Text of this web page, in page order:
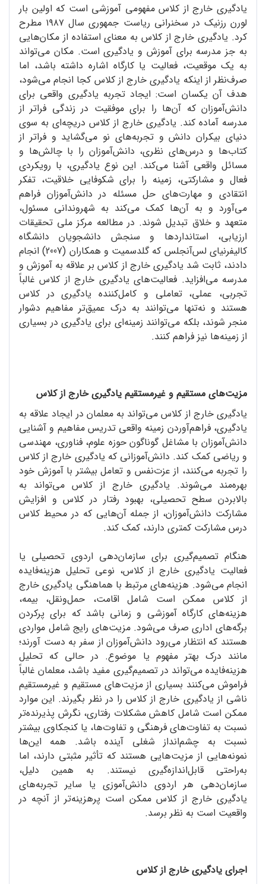
یادگیری خارج از کلاس مفهومی آموزشی است که اولین بار
لورن رزنیک در سخنرانی ریاست جمهوری سال ۱۹۸۷ مطرح
کرد. یادگیری خارج از کلاس به معنای استفاده از مکان‌هایی
به جز مدرسه برای آموزش و یادگیری است. مکان می‌تواند
به یک موقعیت، فعالیت یا کارگاه اشاره داشته باشد، اما
صرف‌نظر از اینکه یادگیری خارج از کلاس کجا انجام می‌شود،
هدف آن یکسان است: ایجاد تجربه یادگیری واقعی برای
دانش‌آموزان که آن‌ها را برای موفقیت در زندگی فراتر از
مدرسه آماده کند. یادگیری خارج از کلاس دریچه‌ای به سوی
دنیای بیکران دانش و تجربه‌های نو می‌گشاید و فراتر از
کتاب‌ها و درس‌های نظری، دانش‌آموزان را با چالش‌ها و
مسائل واقعی آشنا می‌کند. این نوع یادگیری، با رویکردی
فعال و مشارکتی، زمینه را برای شکوفایی خلاقیت، تفکر
انتقادی و مهارت‌های حل مسئله در دانش‌آموزان فراهم
می‌آورد و به آن‌ها کمک می‌کند به شهروندانی مسئول،
متعهد و خلاق تبدیل شوند. در مطالعه مرکز ملی تحقیقات
ارزیابی، استانداردها و سنجش دانشجویان دانشگاه
کالیفرنیای لس‌آنجلس که گلدسمیت و همکاران (2007) انجام
دادند، ثابت شد یادگیری خارج از کلاس بر علاقه به آموزش و
مدرسه می‌افزاید. فعالیت‌های یادگیری خارج از کلاس غالباً
تجربی، عملی، تعاملی و کامل‌‌کننده یادگیری در کلاس
هستند و نه‌تنها می‌توانند به درک عمیق‌تر مفاهیم دشوار
منجر شوند، بلکه می‌توانند زمینه‌ای برای یادگیری در بسیاری
از زمینه‌ها نیز فراهم کنند.
مزیت‌های مستقیم و غیرمستقیم یادگیری خارج از کلاس
یادگیری خارج از کلاس می‌تواند به معلمان در ایجاد علاقه به
یادگیری، فراهم‌آوردن زمینه واقعی تدریس مفاهیم و آشنایی
دانش‌آموزان با مشاغل گوناگون حوزه علوم، فناوری، مهندسی
و ریاضی کمک کند. دانش‌آموزانی که یادگیری خارج از کلاس
را تجربه می‌کنند، از عزت‌نفس و تعامل بیشتر با آموزش خود
بهره‌مند می‌شوند. یادگیری خارج از کلاس می‌تواند به
بالابردن سطح تحصیلی، بهبود رفتار در کلاس و افزایش
مشارکت دانش‌آموزان، از جمله آن‌هایی که در محیط کلاس
درس مشارکت کمتری دارند، کمک کند.
هنگام تصمیم‌گیری برای سازمان‌دهی اردوی تحصیلی یا
فعالیت یادگیری خارج از کلاس، نوعی تحلیل هزینه‌فایده
انجام می‌شود. هزینه‌های مرتبط با هماهنگی یادگیری خارج
از کلاس ممکن است شامل اقامت، حمل‌ونقل، بیمه،
هزینه‌های کارگاه آموزشی و زمانی باشد که برای پرکردن
برگه‌های اداری صرف می‌شود. مزیت‌های رایج شامل مواردی
هستند که انتظار می‌رود دانش‌آموزان از سفر به دست آورند؛
مانند درک بهتر مفهوم یا موضوع. در حالی که تحلیل
هزینه‌فایده می‌تواند در تصمیم‌گیری مفید باشد، معلمان غالباً
فراموش می‌کنند بسیاری از مزیت‌های مستقیم و غیرمستقیم
ناشی از یادگیری خارج از کلاس را در نظر بگیرند. این موارد
ممکن است شامل کاهش مشکلات رفتاری، نگرش پذیرنده‌تر
نسبت به تفاوت‌های فرهنگی و تفاوت‌ها، یا کنجکاوی بیشتر
نسبت به چشم‌انداز شغلی آینده باشد. همه این‌ها
نمونه‌هایی از مزیت‌هایی هستند که تأثیر مثبتی دارند، اما
به‌راحتی قابل‌اندازه‌گیری نیستند. به همین دلیل،
سازمان‌دهی هر اردوی دانش‌آموزی یا سایر تجربه‌های
یادگیری خارج از کلاس ممکن است پرهزینه‌تر از آنچه در
واقعیت است به نظر برسد.
اجرای یادگیری خارج از کلاس